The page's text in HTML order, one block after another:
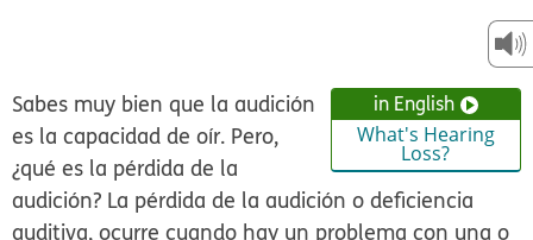
in English
What's Hearing
Loss?
Sabes muy bien que la audición
es la capacidad de oír. Pero,
¿qué es la pérdida de la
audición? La pérdida de la audición odeficiencia
auditiva, ocurre cuando hay un problema con una o